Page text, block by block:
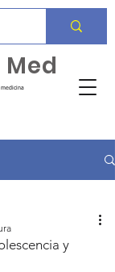
medicina
Med
y